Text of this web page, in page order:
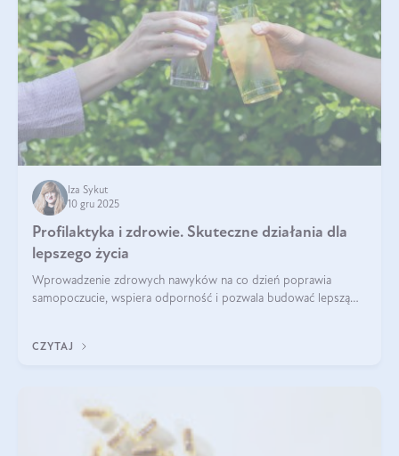
Iza Sykut
10 gru 2025
Profilaktyka i zdrowie. Skuteczne działania dla
lepszego życia
Wprowadzenie zdrowych nawyków na co dzień poprawia
samopoczucie, wspiera odporność i pozwala budować lepszą
CZYTAJ